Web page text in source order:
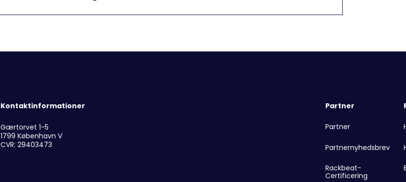
Kontaktinformationer
Gærtorvet 1-5
1799 København V
CVR: 29403473
Partner
Partner
Partnernyhedsbrev
Rackbeat-
Certificering